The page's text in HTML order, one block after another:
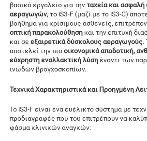
βασικό εργαλείο για τηνταχεία και ασφαλή
αεραγωγών, το iS3-F (μαζί με το iS3-C)
βοήθημα για κρίσιμους ασθενείς,
οπτική παρακολούθηση και την επιτυχή
και σε εξαιρετικά δύσκολους αεραγωγούς.
αποτελεί την πιοοικονομικά αποδοτική,
εύχρηστη εναλλακτική λύσηέναντι των
ινωδών βρογχοσκοπίων.
Τεχνικά Χαρακτηριστικά και Προηγμένη
Το iS3-F είναι ένα ευέλικτο σύστημα με
προδιαγραφές που του επιτρέπουν να
φάσμα κλινικών αναγκών: